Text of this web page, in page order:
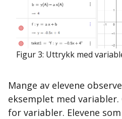
Figur 3: Uttrykk med
Mange av elevene
eksemplet med
for variabler. Elevene